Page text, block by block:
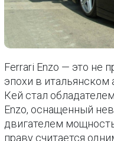
Ferrari Enzo — это не
эпохи в
Кей стал
Enzo, оснащенный
двигателем
праву считается